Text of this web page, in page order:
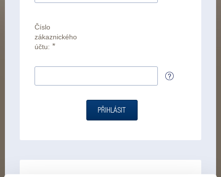
Číslo
zákaznického
účtu: *
PŘIHLÁSIT